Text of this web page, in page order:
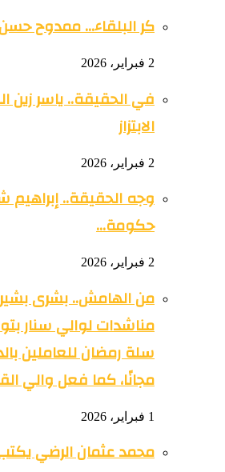
كر البلقاء… ممدوح حسن
2 فبراير، 2026
في الحقيقة.. ياسر زين
الابتزاز
2 فبراير، 2026
وجه الحقيقة.. إبراهيم
حكومة…
2 فبراير، 2026
من الهامش.. بشرى
مناشدات لوالي سنار
سلة رمضان للعاملين
مجانًا، كما فعل والي
1 فبراير، 2026
محمد عثمان الرضي